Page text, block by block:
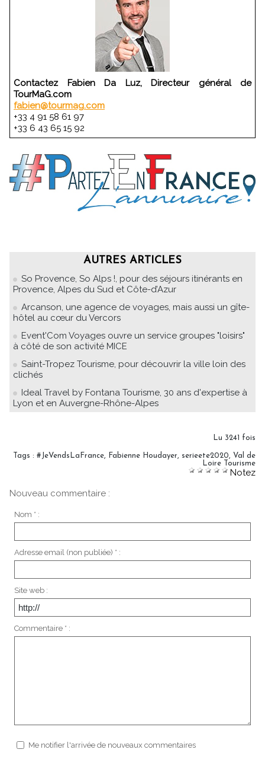
Contactez Fabien Da Luz, Directeur général de
TourMaG.com
fabien@tourmag.com
+33 4 91 58 61 97
+33 6 43 65 15 92
AUTRES ARTICLES
So Provence, So Alps !, pour des séjours itinérants en
Provence, Alpes du Sud et Côte-d’Azur
Arcanson, une agence de voyages, mais aussi un gîte-
hôtel au cœur du Vercors
Event'Com Voyages ouvre un service groupes "loisirs"
à côté de son activité MICE
Saint-Tropez Tourisme, pour découvrir la ville loin des
clichés
Ideal Travel by Fontana Tourisme, 30 ans d'expertise à
Lyon et en Auvergne-Rhône-Alpes
Lu 3241 fois
Tags : #JeVendsLaFrance, Fabienne Houdayer, serieete2020, Val de
Loire Tourisme
Notez
Nouveau commentaire :
Nom * :
Adresse email (non publiée) * :
Site web :
Commentaire * :
Me notifier l'arrivée de nouveaux commentaires